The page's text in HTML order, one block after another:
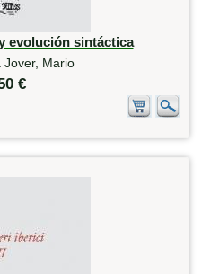
evolución sintáctica
Jover, Mario
€